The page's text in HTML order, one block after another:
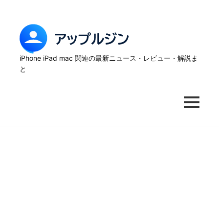
content
ッ
iPhone iPad mac 関連の最新ニュース・レビュー・解説ま
と
MENU